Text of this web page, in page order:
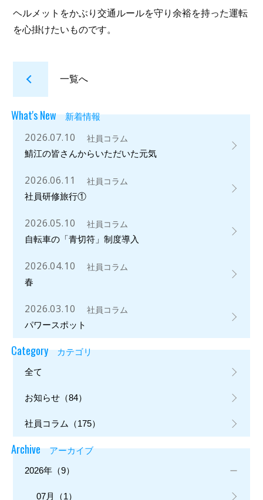
ヘルメットをかぶり交通ルールを守り余裕を持った運転
を心掛けたいものです。
一覧へ
What's New
新着情報
2026.07.10
社員コラム
鯖江の皆さんからいただいた元気
2026.06.11 社員コラム
社員研修旅行①
2026.05.10 社員コラム
自転車の「青切符」制度導入
2026.04.10 社員コラム
春
2026.03.10 社員コラム
パワースポット
Category カテゴリ
全て
お知らせ（84）
社員コラム（175）
Archive アーカイブ
2026年（9）
07月（1）